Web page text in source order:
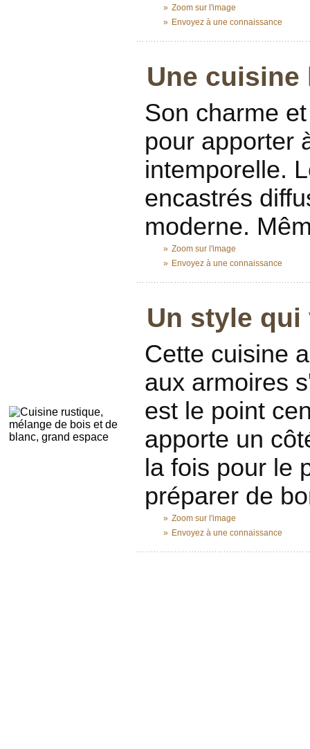
» Zoom sur l'image
» Envoyez à une connaissance
Une cuisine
Son charme
pour apporter
intemporelle.
encastrés
moderne.
» Zoom sur l'image
» Envoyez à une connaissance
Un style
Cette cuisine
aux armoires
est le point
apporte un
la fois pour le
préparer de
» Zoom sur l'image
» Envoyez à une connaissance